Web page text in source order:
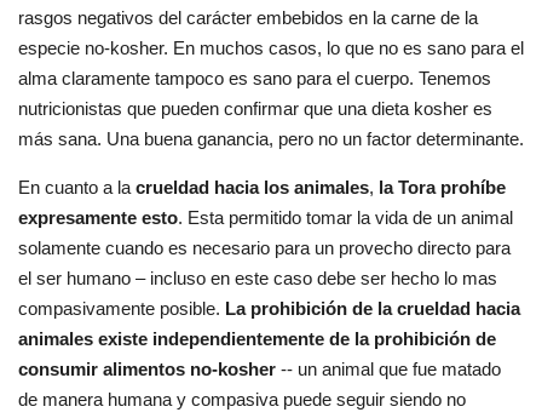
rasgos negativos del carácter embebidos en la carne de la
especie no-kosher. En muchos casos, lo que no es sano para el
alma claramente tampoco es sano para el cuerpo. Tenemos
nutricionistas que pueden confirmar que una dieta kosher es
más sana. Una buena ganancia, pero no un factor determinante.
En cuanto a la crueldad hacia los animales, la Tora prohíbe
expresamente esto. Esta permitido tomar la vida de un animal
solamente cuando es necesario para un provecho directo para
el ser humano – incluso en este caso debe ser hecho lo mas
compasivamente posible. La prohibición de la crueldad hacia
animales existe independientemente de la prohibición de
consumir alimentos no-kosher -- un animal que fue matado
de manera humana y compasiva puede seguir siendo no